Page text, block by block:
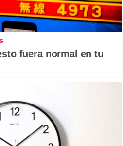
fuera normal en tu